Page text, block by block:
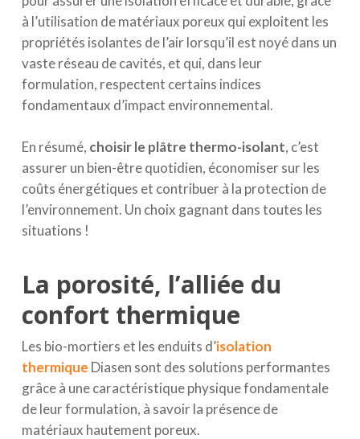
à l’utilisation de matériaux poreux qui exploitent les
propriétés isolantes de l’air lorsqu’il est noyé dans un
vaste réseau de cavités, et qui, dans leur
formulation, respectent certains indices
fondamentaux d’impact environnemental.
En résumé, choisir le plâtre thermo-isolant, c’est
assurer un bien-être quotidien, économiser sur les
coûts énergétiques et contribuer à la protection de
l’environnement. Un choix gagnant dans toutes les
situations !
La porosité, l’alliée du
confort thermique
Les bio-mortiers et les enduits d’isolation
thermique Diasen sont des solutions performantes
grâce à une caractéristique physique fondamentale
de leur formulation, à savoir la présence de
matériaux hautement poreux.